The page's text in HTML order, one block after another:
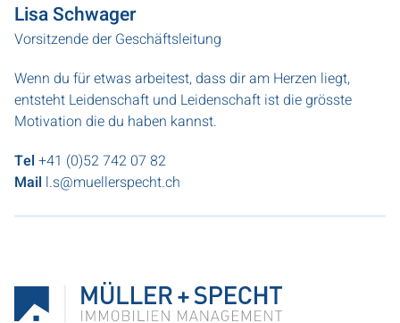
Lisa Schwager
Vorsitzende der Geschäftsleitung
Wenn du für etwas arbeitest, dass dir am Herzen liegt,
entsteht Leidenschaft und Leidenschaft ist die grösste
Motivation die du haben kannst.
Tel +41 (0)52 742 07 82
Mail l.s@muellerspecht.ch